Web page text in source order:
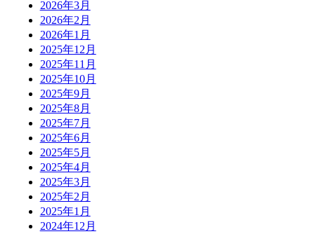
2026年3月
2026年2月
2026年1月
2025年12月
2025年11月
2025年10月
2025年9月
2025年8月
2025年7月
2025年6月
2025年5月
2025年4月
2025年3月
2025年2月
2025年1月
2024年12月